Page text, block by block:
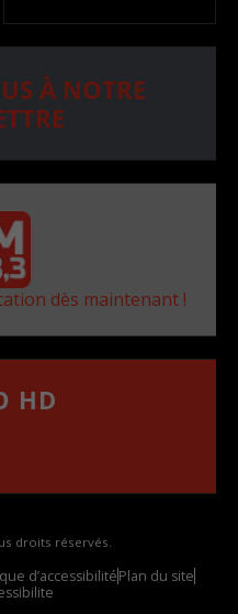
À NOTRE
dès maintenant !
HD
droits réservés.
d’accessibilitéPlan du site